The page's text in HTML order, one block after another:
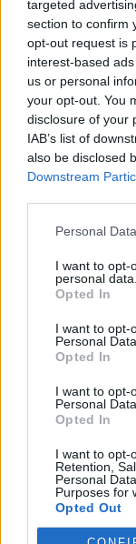
targeted
section to confirm
opt-out request is
interest-based
us or personal
your opt-out. You
disclosure of your
IAB’s list of
also be disclosed
Downstream
Personal
I want to opt-
personal data.
Opted In
I want to opt-
Personal Data.
Opted In
I want to opt-
Personal
Opted In
I want to opt-
Retention,
Personal
Purposes for
Opted Out
Romana6 mesiacov
Hľadať
Recent Posts
Rada pre
riešenie
Od dielne po
Digitálne PZP
Kúzlo optickej
Ktoré chyby
Recent
Žiadne komentáre na
Archives
júl 2026
január 2026
november 2025
júl 2025
január 2025
október 2024